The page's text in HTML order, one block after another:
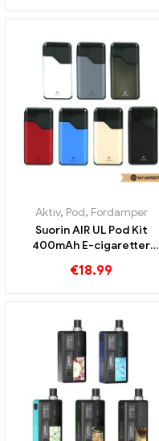
Aktiv, Pod, Fordamper
Suorin AIR UL Pod Kit
400mAh E-cigaretter
€18.99